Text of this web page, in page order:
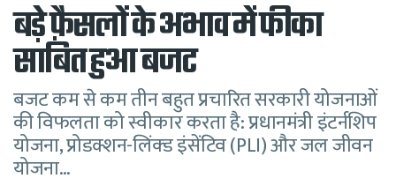
बड़े फ़ैसलों के अभाव में फीका
साबित हुआ बजट
बजट कम से कम तीन बहुत प्रचारित सरकारी योजनाओं
की विफलता को स्वीकार करता है: प्रधानमंत्री इंटर्नशिप
योजना, प्रोडक्शन-लिंक्ड इंसेंटिव (PLI) और जल जीवन
योजना…